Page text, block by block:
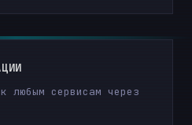
любым сервисам через